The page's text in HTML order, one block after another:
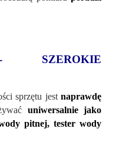
SZEROKIE
sprzętu jest naprawdę
uniwersalnie jako
pitnej, tester wody